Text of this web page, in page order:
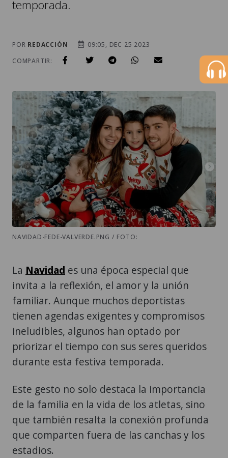
temporada.
POR REDACCIÓN
09:05, DEC 25 2023
COMPARTIR:
NAVIDAD-FEDE-VALVERDE.PNG / FOTO:
La Navidad es una época especial que
invita a la reflexión, el amor y la unión
familiar. Aunque muchos deportistas
tienen agendas exigentes y compromisos
ineludibles, algunos han optado por
priorizar el tiempo con sus seres queridos
durante esta festiva temporada.
Este gesto no solo destaca la importancia
de la familia en la vida de los atletas, sino
que también resalta la conexión profunda
que comparten fuera de las canchas y los
estadios.